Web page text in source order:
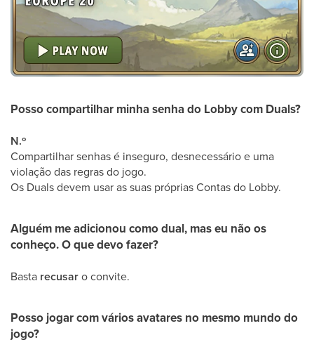
Posso compartilhar minha senha do Lobby com Duals?
N.º
Compartilhar senhas é inseguro, desnecessário e uma
violação das regras do jogo.
Os Duals devem usar as suas próprias Contas do Lobby.
Alguém me adicionou como dual, mas eu não os
conheço. O que devo fazer?
Basta recusaro convite.
Posso jogar com vários avatares no mesmo mundo do
jogo?